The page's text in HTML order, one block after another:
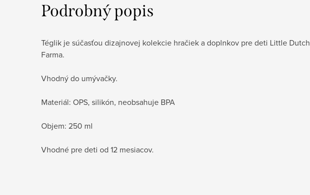
Podrobný popis
Téglik je súčasťou dizajnovej kolekcie hračiek a doplnkov pre deti Little Dutch
Farma.
Vhodný do umývačky.
Materiál: OPS, silikón, neobsahuje BPA
Objem: 250 ml
Vhodné pre deti od 12 mesiacov.